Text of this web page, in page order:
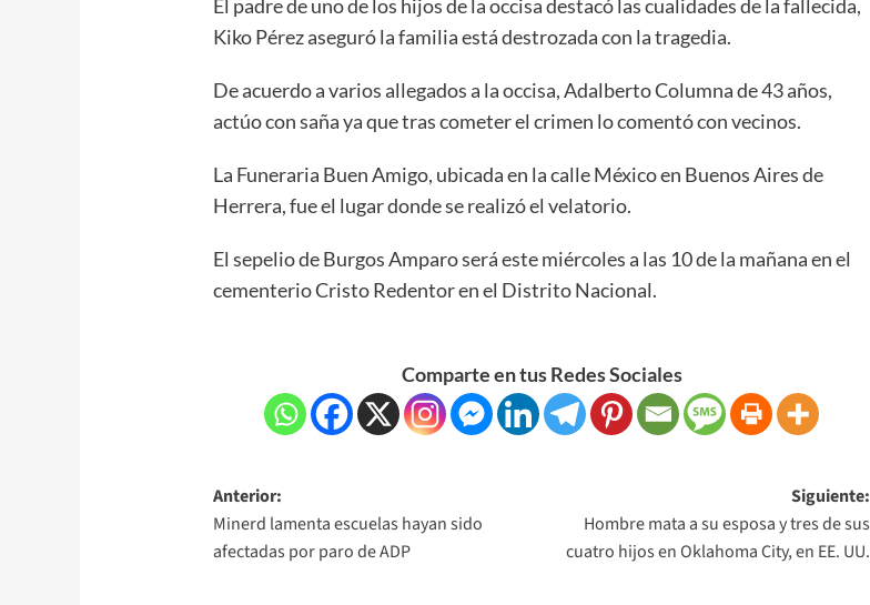
El padre de uno de los hijos de la occisa destacó las cualidades de la fallecida,
Kiko Pérez aseguró la familia está destrozada con la tragedia.
De acuerdo a varios allegados a la occisa, Adalberto Columna de 43 años,
actúo con saña ya que tras cometer el crimen lo comentó con vecinos.
La Funeraria Buen Amigo, ubicada en la calle México en Buenos Aires de
Herrera, fue el lugar donde se realizó el velatorio.
El sepelio de Burgos Amparo será este miércoles a las 10 de la mañana en el
cementerio Cristo Redentor en el Distrito Nacional.
Comparte en tus Redes Sociales
Anterior:
Minerd lamenta escuelas hayan sido
afectadas por paro de ADP
Siguiente:
Hombre mata a su esposa y tres de sus
cuatro hijos en Oklahoma City, en EE. UU.